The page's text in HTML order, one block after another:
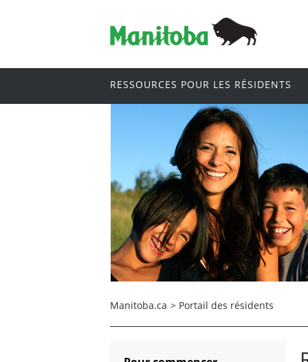
RESSOURCES POUR LES RÉSIDENTS
Manitoba.ca > Portail des résidents